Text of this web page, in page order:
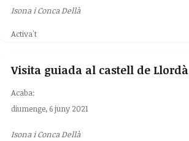
Isona i Conca Dellà
Activa't
Visita guiada al castell de Llordà
Acaba:
diumenge, 6 juny 2021
Isona i Conca Dellà